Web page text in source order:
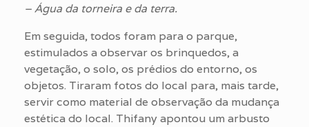
– Água da torneira e da terra.
Em seguida, todos foram para o parque,
estimulados a observar os brinquedos, a
vegetação, o solo, os prédios do entorno, os
objetos. Tiraram fotos do local para, mais tarde,
servir como material de observação da mudança
estética do local. Thifany apontou um arbusto